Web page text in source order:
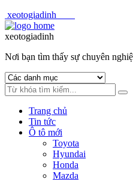
xeotogiadinh
Skip
to
Skip
to
xeotogiadinh
Nơi bạn tìm thấy sự chuyên
Trang chủ
Tin tức
Ô tô mới
Toyota
Hyundai
Honda
Mazda